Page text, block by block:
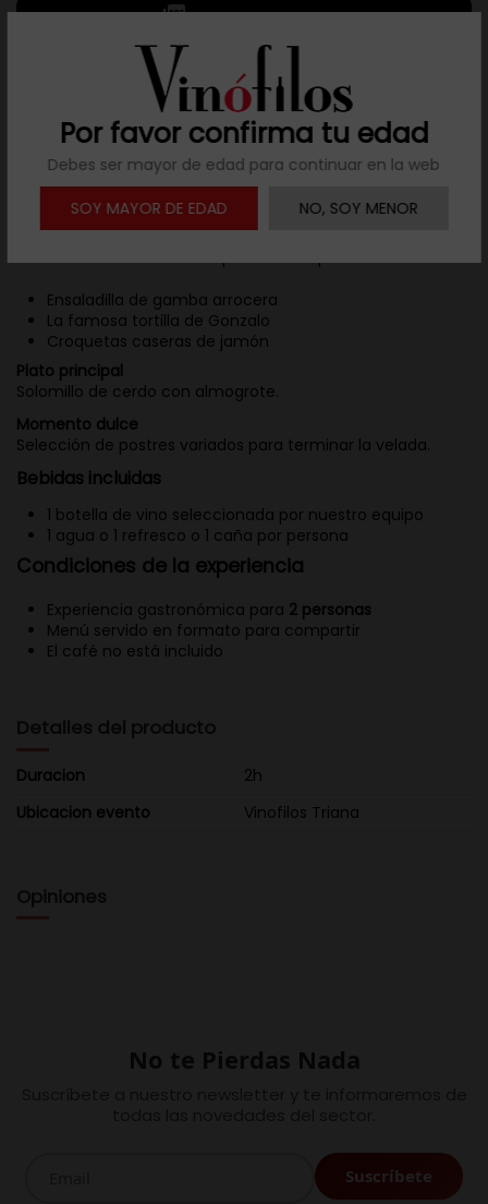
Por favor confirma tu edad
Debes ser mayor de edad para continuar en la web
SOY MAYOR DE EDAD
NO, SOY MENOR

Qué incluye la experiencia
Bienvenida
Pan de masa madre y aperitivo de la casa.
Para compartir
Una selección de nuestros platos más queridos:
Ensaladilla de gamba arrocera
La famosa tortilla de Gonzalo
Croquetas caseras de jamón
Plato principal
Solomillo de cerdo con almogrote.
Momento dulce
Selección de postres variados para terminar la velada.
Bebidas incluidas
1 botella de vino seleccionada por nuestro equipo
1 agua o 1 refresco o 1 caña por persona
Condiciones de la experiencia
Experiencia gastronómica para 2 personas
Menú servido en formato para compartir
El café no está incluido
Detalles del producto
Duracion
2h
Ubicacion evento
Vinofilos Triana
Opiniones
No te Pierdas Nada